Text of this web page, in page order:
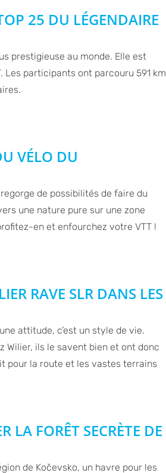
25 DU LÉGENDAIRE
prestigieuse au monde. Elle est
Les participants ont parcouru 591 km
VÉLO DU
de possibilités de faire du
une nature pure sur une zone
en et enfourchez votre VTT !
RAVE SLR DANS LES
attitude, c’est un style de vie.
Wilier, ils le savent bien et ont donc
pour la route et les vastes terrains
LA FORÊT SECRÈTE DE
de Kočevsko, un havre pour les